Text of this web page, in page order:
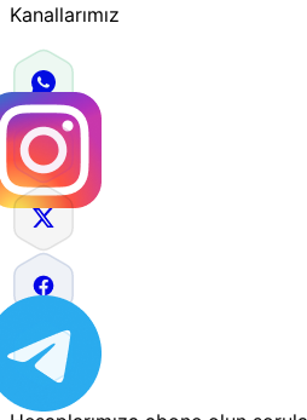
Kanallarımız